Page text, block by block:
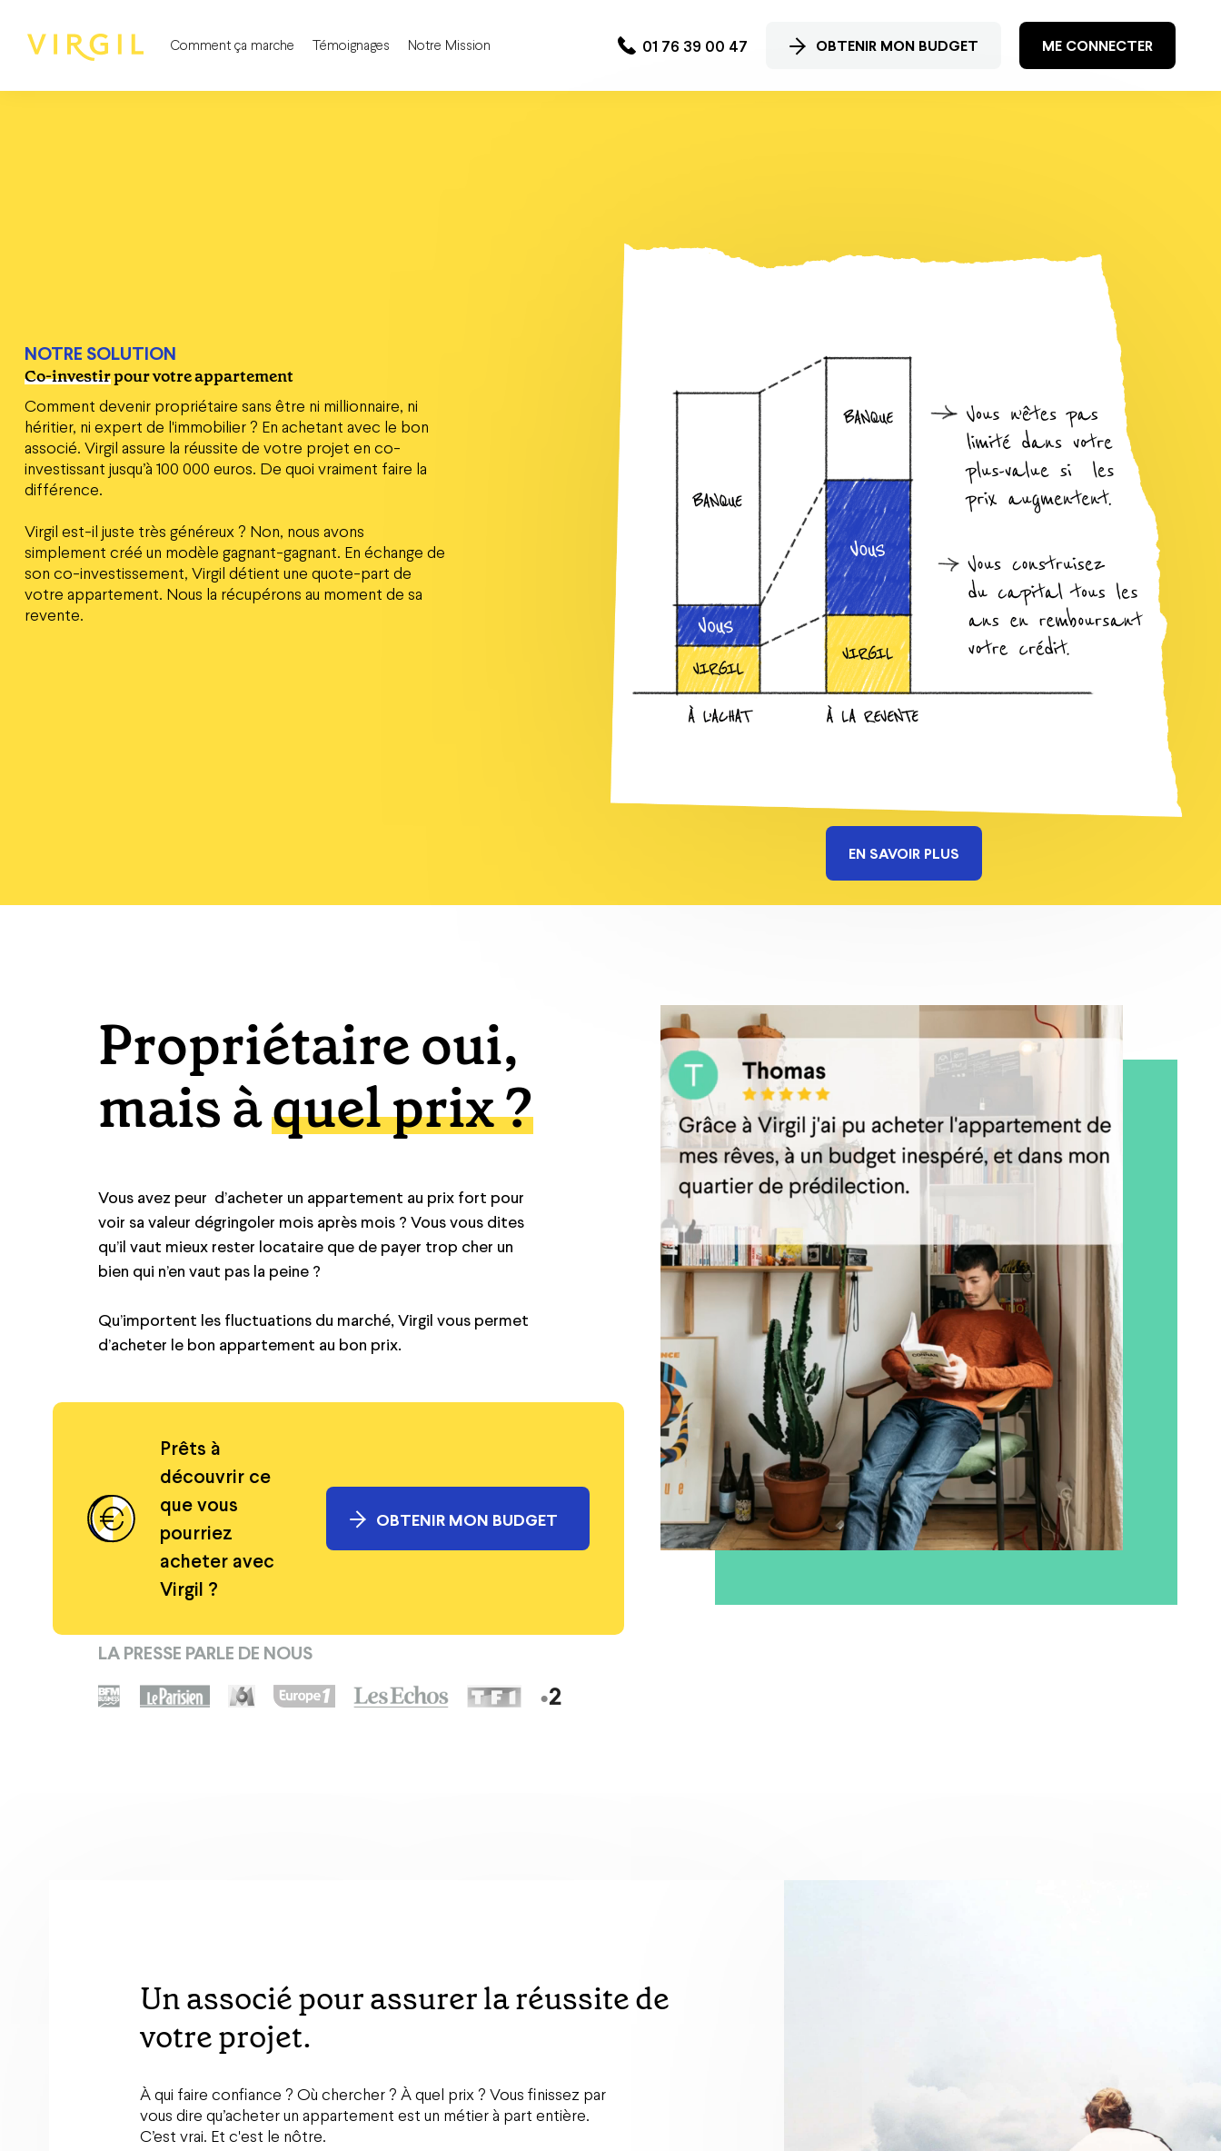
Comment ça marche Témoignages Notre Mission 01 76 39 00 47 OBTENIR MON BUDGET ME CONNECTER
NOTRE SOLUTION
Co-investirpour votre appartement
Comment devenir propriétaire sans être ni millionnaire, ni
héritier, ni expert de l'immobilier ? En achetant avec le bon
associé. Virgil assure la réussite de votre projet en co-
investissant jusqu’à 100 000 euros. De quoi vraiment faire la
différence.
Virgil est-il juste très généreux ? Non, nous avons
simplement créé un modèle gagnant-gagnant. En échange de
son co-investissement, Virgil détient une quote-part de
votre appartement. Nous la récupérons au moment de sa
revente.
EN SAVOIR PLUS
Propriétaire oui,
mais àquel prix ?
Vous avez peur d’acheter un appartement au prix fort pour
voir sa valeur dégringoler mois après mois ? Vous vous dites
qu’il vaut mieux rester locataire que de payer trop cher un
bien qui n’en vaut pas la peine ?
Qu’importent les fluctuations du marché, Virgil vous permet
d’acheter le bon appartement au bon prix.
Prêts à
découvrir ce
que vous
pourriez
acheter avec
Virgil ?
OBTENIR MON BUDGET
LA PRESSE PARLE DE NOUS
Un associé pour assurer la réussite de
votre projet.
À qui faire confiance ? Où chercher ? À quel prix ? Vous finissez par
vous dire qu’acheter un appartement est un métier à part entière.
C’est vrai. Et c'est le nôtre.